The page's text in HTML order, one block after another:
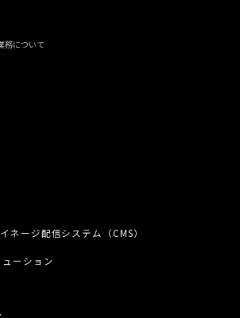
務について
ネージ配信システム（CMS）
ーション